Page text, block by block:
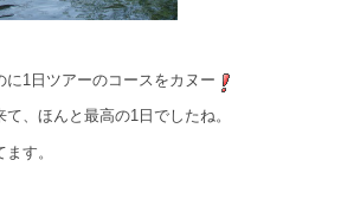
に1日ツアーのコースをカヌー
、ほんと最高の1日でしたね。
す。